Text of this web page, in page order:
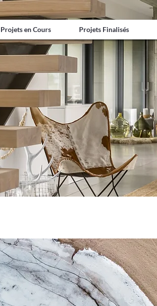
Nos Valeurs À propos Contact
Projets en Cours Projets Finalisés